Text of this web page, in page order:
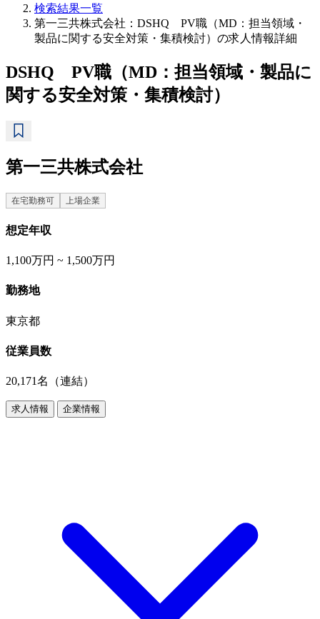
検索結果一覧
第一三共株式会社：DSHQ PV職（MD：担当領域・
製品に関する安全対策・集積検討）の求人情報詳細
DSHQ PV職（MD：担当領域・製品に
関する安全対策・集積検討）
第一三共株式会社
在宅勤務可 上場企業
想定年収
1,100万円 ~ 1,500万円
勤務地
東京都
従業員数
20,171名（連結）
求人情報 企業情報